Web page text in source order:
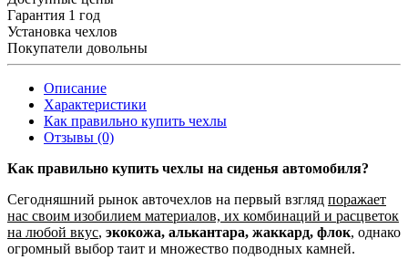
Гарантия 1 год
Установка чехлов
Покупатели довольны
Описание
Характеристики
Как правильно купить чехлы
Отзывы (0)
Как правильно купить чехлы на сиденья автомобиля?
Сегодняшний рынок авточехлов на первый взгляд поражает
нас своим изобилием материалов, их комбинаций и расцветок
на любой вкус, экокожа, алькантара, жаккард, флок, однако
огромный выбор таит и множество подводных камней.